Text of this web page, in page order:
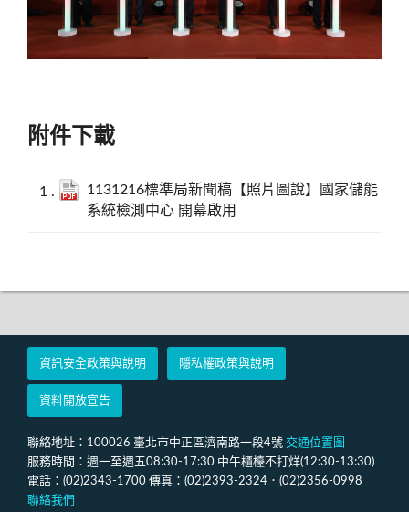
附件下載
1131216標準局新聞稿【照片圖說】國家儲能
系統檢測中心 開幕啟用
資訊安全政策與說明 隱私權政策與說明
資料開放宣告
聯絡地址：100026 臺北市中正區濟南路一段4號 交通位置圖
服務時間：週一至週五08:30-17:30 中午櫃檯不打烊(12:30-13:30)
電話：(02)2343-1700 傳真：(02)2393-2324．(02)2356-0998
聯絡我們